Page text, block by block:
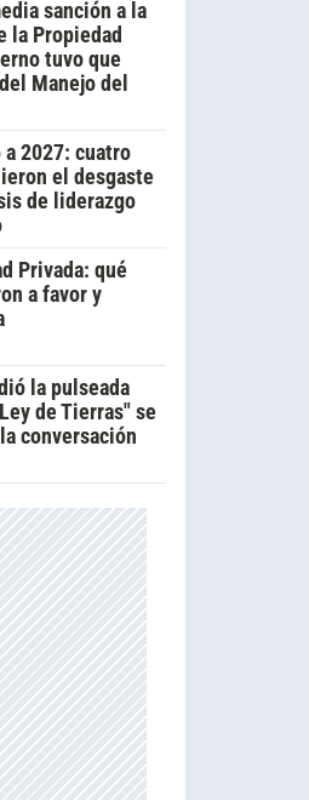
sanción a la
la Propiedad
tuvo que
Manejo del
2027: cuatro
el desgaste
de liderazgo
Privada: qué
a favor y
la pulseada
de Tierras" se
conversación